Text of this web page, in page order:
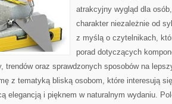
atrakcyjny wygląd dla
charakter niezależnie od
z myślą o czytelnikach,
porad dotyczących
trendów oraz sprawdzonych sposobów na
z tematyką bliską osobom, które interesują
elegancją i pięknem w naturalnym wydaniu.